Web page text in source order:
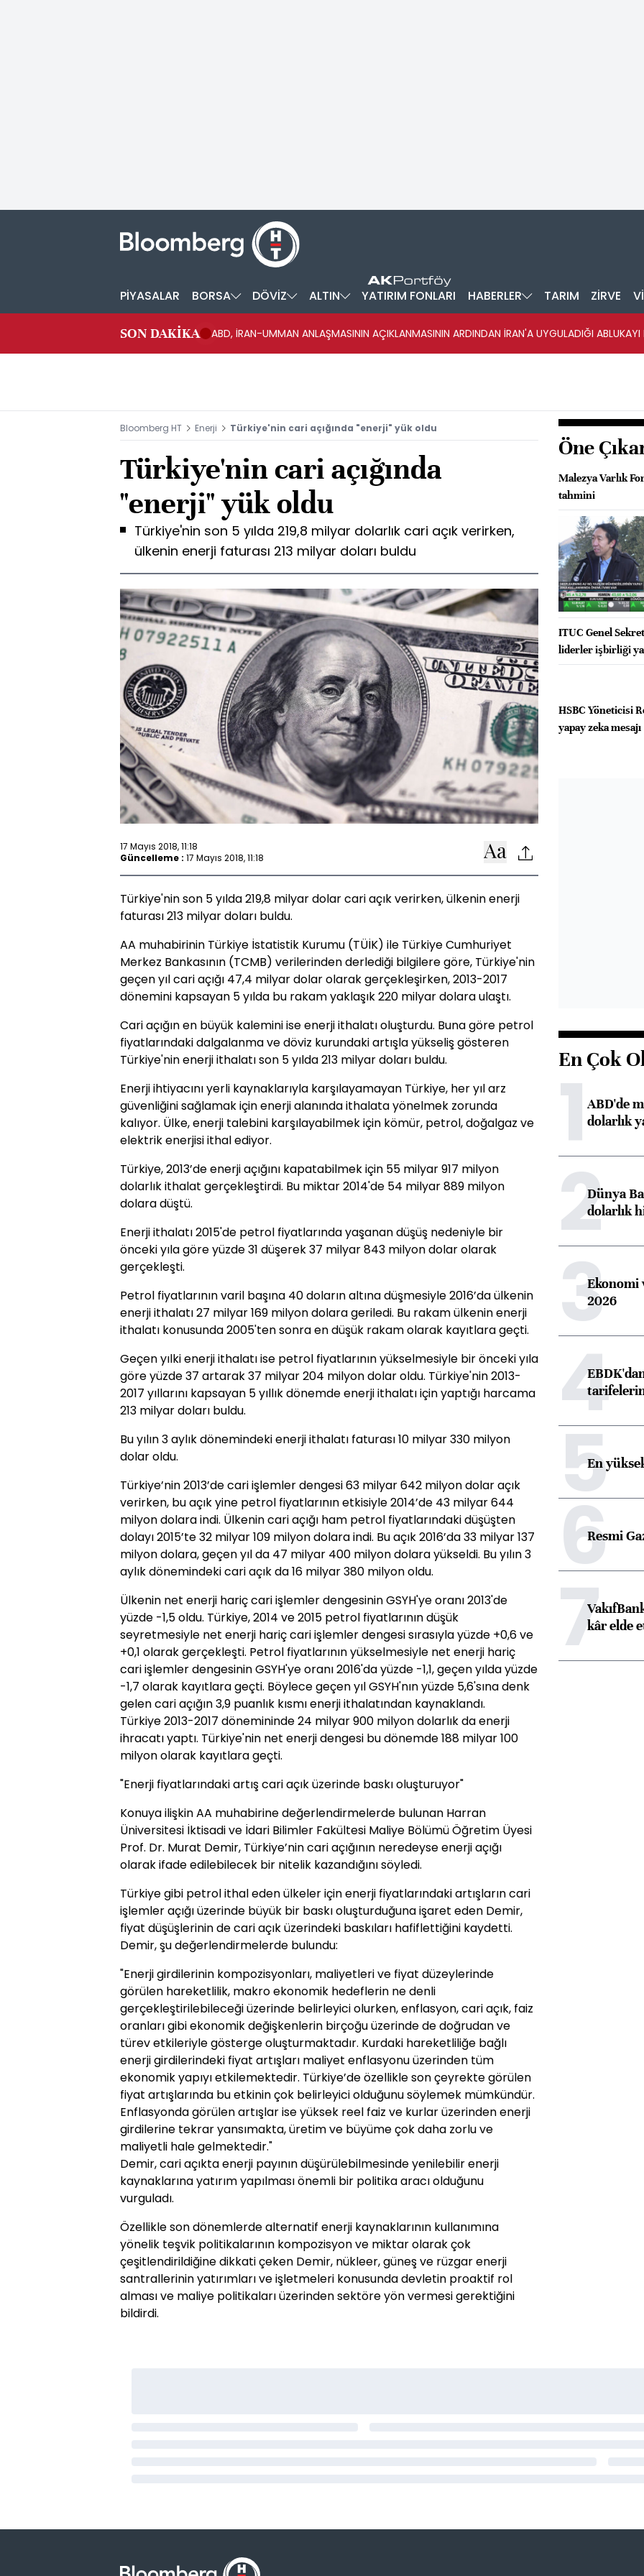
PİYASALAR BORSA DÖVİZ ALTIN YATIRIM FONLARI HABERLER TARIM ZİRVE
SON DAKİKA ABD, İRAN-UMMAN ANLAŞMASININ AÇIKLANMASININ ARDINDAN İRAN'A UYGULADIĞI
Bloomberg HT Enerji Türkiye'nin cari açığında "enerji" yük oldu
Türkiye'nin cari açığında
"enerji" yük oldu
Türkiye'nin son 5 yılda 219,8 milyar dolarlık cari açık verirken,
ülkenin enerji faturası 213 milyar doları buldu
17 Mayıs 2018, 11:18
Güncelleme : 17 Mayıs 2018, 11:18
Türkiye'nin son 5 yılda 219,8 milyar dolar cari açık verirken, ülkenin enerji
faturası 213 milyar doları buldu.
AA muhabirinin Türkiye İstatistik Kurumu (TÜİK) ile Türkiye Cumhuriyet
Merkez Bankasının (TCMB) verilerinden derlediği bilgilere göre, Türkiye'nin
geçen yıl cari açığı 47,4 milyar dolar olarak gerçekleşirken, 2013-2017
dönemini kapsayan 5 yılda bu rakam yaklaşık 220 milyar dolara ulaştı.
Cari açığın en büyük kalemini ise enerji ithalatı oluşturdu. Buna göre petrol
fiyatlarındaki dalgalanma ve döviz kurundaki artışla yükseliş gösteren
Türkiye'nin enerji ithalatı son 5 yılda 213 milyar doları buldu.
Enerji ihtiyacını yerli kaynaklarıyla karşılayamayan Türkiye, her yıl arz
güvenliğini sağlamak için enerji alanında ithalata yönelmek zorunda
kalıyor. Ülke, enerji talebini karşılayabilmek için kömür, petrol, doğalgaz ve
elektrik enerjisi ithal ediyor.
Türkiye, 2013’de enerji açığını kapatabilmek için 55 milyar 917 milyon
dolarlık ithalat gerçekleştirdi. Bu miktar 2014'de 54 milyar 889 milyon
dolara düştü.
Enerji ithalatı 2015'de petrol fiyatlarında yaşanan düşüş nedeniyle bir
önceki yıla göre yüzde 31 düşerek 37 milyar 843 milyon dolar olarak
gerçekleşti.
Petrol fiyatlarının varil başına 40 doların altına düşmesiyle 2016’da ülkenin
enerji ithalatı 27 milyar 169 milyon dolara geriledi. Bu rakam ülkenin enerji
ithalatı konusunda 2005'ten sonra en düşük rakam olarak kayıtlara geçti.
Geçen yılki enerji ithalatı ise petrol fiyatlarının yükselmesiyle bir önceki yıla
göre yüzde 37 artarak 37 milyar 204 milyon dolar oldu. Türkiye'nin 2013-
2017 yıllarını kapsayan 5 yıllık dönemde enerji ithalatı için yaptığı harcama
213 milyar doları buldu.
Bu yılın 3 aylık dönemindeki enerji ithalatı faturası 10 milyar 330 milyon
dolar oldu.
Türkiye’nin 2013’de cari işlemler dengesi 63 milyar 642 milyon dolar açık
verirken, bu açık yine petrol fiyatlarının etkisiyle 2014’de 43 milyar 644
milyon dolara indi. Ülkenin cari açığı ham petrol fiyatlarındaki düşüşten
dolayı 2015’te 32 milyar 109 milyon dolara indi. Bu açık 2016’da 33 milyar 137
milyon dolara, geçen yıl da 47 milyar 400 milyon dolara yükseldi. Bu yılın 3
aylık dönemindeki ​cari açık da 16 milyar 380 milyon oldu.
Ülkenin net enerji hariç cari işlemler dengesinin GSYH'ye oranı 2013'de
yüzde -1,5 oldu. Türkiye, 2014 ve 2015 petrol fiyatlarının düşük
seyretmesiyle net enerji hariç cari işlemler dengesi sırasıyla yüzde +0,6 ve
+0,1 olarak gerçekleşti. Petrol fiyatlarının yükselmesiyle net enerji hariç
cari işlemler dengesinin GSYH'ye oranı 2016'da yüzde -1,1, geçen yılda yüzde
-1,7 olarak kayıtlara geçti. Böylece geçen yıl GSYH'nın yüzde 5,6'sına denk
gelen cari açığın 3,9 puanlık kısmı enerji ithalatından kaynaklandı.
Türkiye 2013-2017 dönemininde 24 milyar 900 milyon dolarlık da enerji
ihracatı yaptı. Türkiye'nin net enerji dengesi bu dönemde 188 milyar 100
milyon olarak kayıtlara geçti.
"Enerji fiyatlarındaki artış cari açık üzerinde baskı oluşturuyor"
Konuya ilişkin AA muhabirine değerlendirmelerde bulunan Harran
Üniversitesi İktisadi ve İdari Bilimler Fakültesi Maliye Bölümü Öğretim Üyesi
Prof. Dr. Murat Demir, Türkiye’nin cari açığının neredeyse enerji açığı
olarak ifade edilebilecek bir nitelik kazandığını söyledi.
Türkiye gibi petrol ithal eden ülkeler için enerji fiyatlarındaki artışların cari
işlemler açığı üzerinde büyük bir baskı oluşturduğuna işaret eden Demir,
fiyat düşüşlerinin de cari açık üzerindeki baskıları hafiflettiğini kaydetti.
Demir, şu değerlendirmelerde bulundu:
"Enerji girdilerinin kompozisyonları, maliyetleri ve fiyat düzeylerinde
görülen hareketlilik, makro ekonomik hedeflerin ne denli
gerçekleştirilebileceği üzerinde belirleyici olurken, enflasyon, cari açık, faiz
oranları gibi ekonomik değişkenlerin birçoğu üzerinde de doğrudan ve
türev etkileriyle gösterge oluşturmaktadır. Kurdaki hareketliliğe bağlı
enerji girdilerindeki fiyat artışları maliyet enflasyonu üzerinden tüm
ekonomik yapıyı etkilemektedir. Türkiye’de özellikle son çeyrekte görülen
fiyat artışlarında bu etkinin çok belirleyici olduğunu söylemek mümkündür.
Enflasyonda görülen artışlar ise yüksek reel faiz ve kurlar üzerinden enerji
girdilerine tekrar yansımakta, üretim ve büyüme çok daha zorlu ve
maliyetli hale gelmektedir."
Demir, cari açıkta enerji payının düşürülebilmesinde yenilebilir enerji
kaynaklarına yatırım yapılması önemli bir politika aracı olduğunu
vurguladı.
Özellikle son dönemlerde alternatif enerji kaynaklarının kullanımına
yönelik teşvik politikalarının kompozisyon ve miktar olarak çok
çeşitlendirildiğine dikkati çeken Demir, nükleer, güneş ve rüzgar enerji
santrallerinin yatırımları ve işletmeleri konusunda devletin proaktif rol
alması ve maliye politikaları üzerinden sektöre yön vermesi gerektiğini
bildirdi.
Öne
Malezya Varlık
tahmini
ITUC Genel
liderler işbirliği
HSBC Yöneticisi
yapay zeka mesajı
En Çok
1ABD'de
dolarlık
2Dünya
dolarlık
3Ekonomi
2026
4
5
En
6
Resmi
7kâr elde